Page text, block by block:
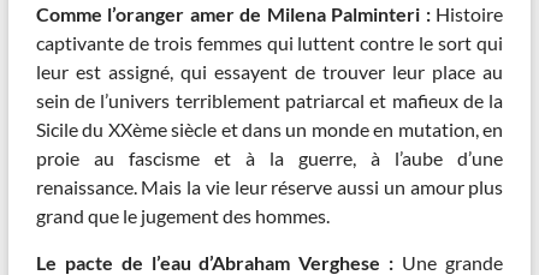
Comme l’oranger amer de Milena Palminteri : Histoire
captivante de trois femmes qui luttent contre le sort qui
leur est assigné, qui essayent de trouver leur place au
sein de l’univers terriblement patriarcal et mafieux de la
Sicile du XXème siècle et dans un monde en mutation, en
proie au fascisme et à la guerre, à l’aube d’une
renaissance. Mais la vie leur réserve aussi un amour plus
grand que le jugement des hommes.
Le pacte de l’eau d’Abraham Verghese : Une grande